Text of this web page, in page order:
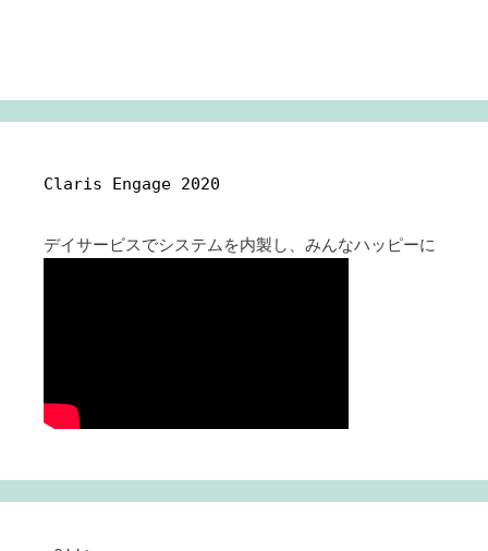
Claris Engage 2020
デイサービスでシステムを内製し、みんなハッピーに